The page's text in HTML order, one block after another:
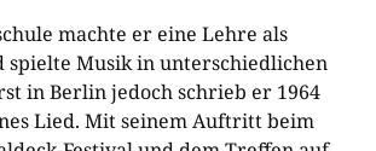
machte er eine Lehre als
spielte Musik in unterschiedlichen
in Berlin jedoch schrieb er 1964
Lied. Mit seinem Auftritt beim